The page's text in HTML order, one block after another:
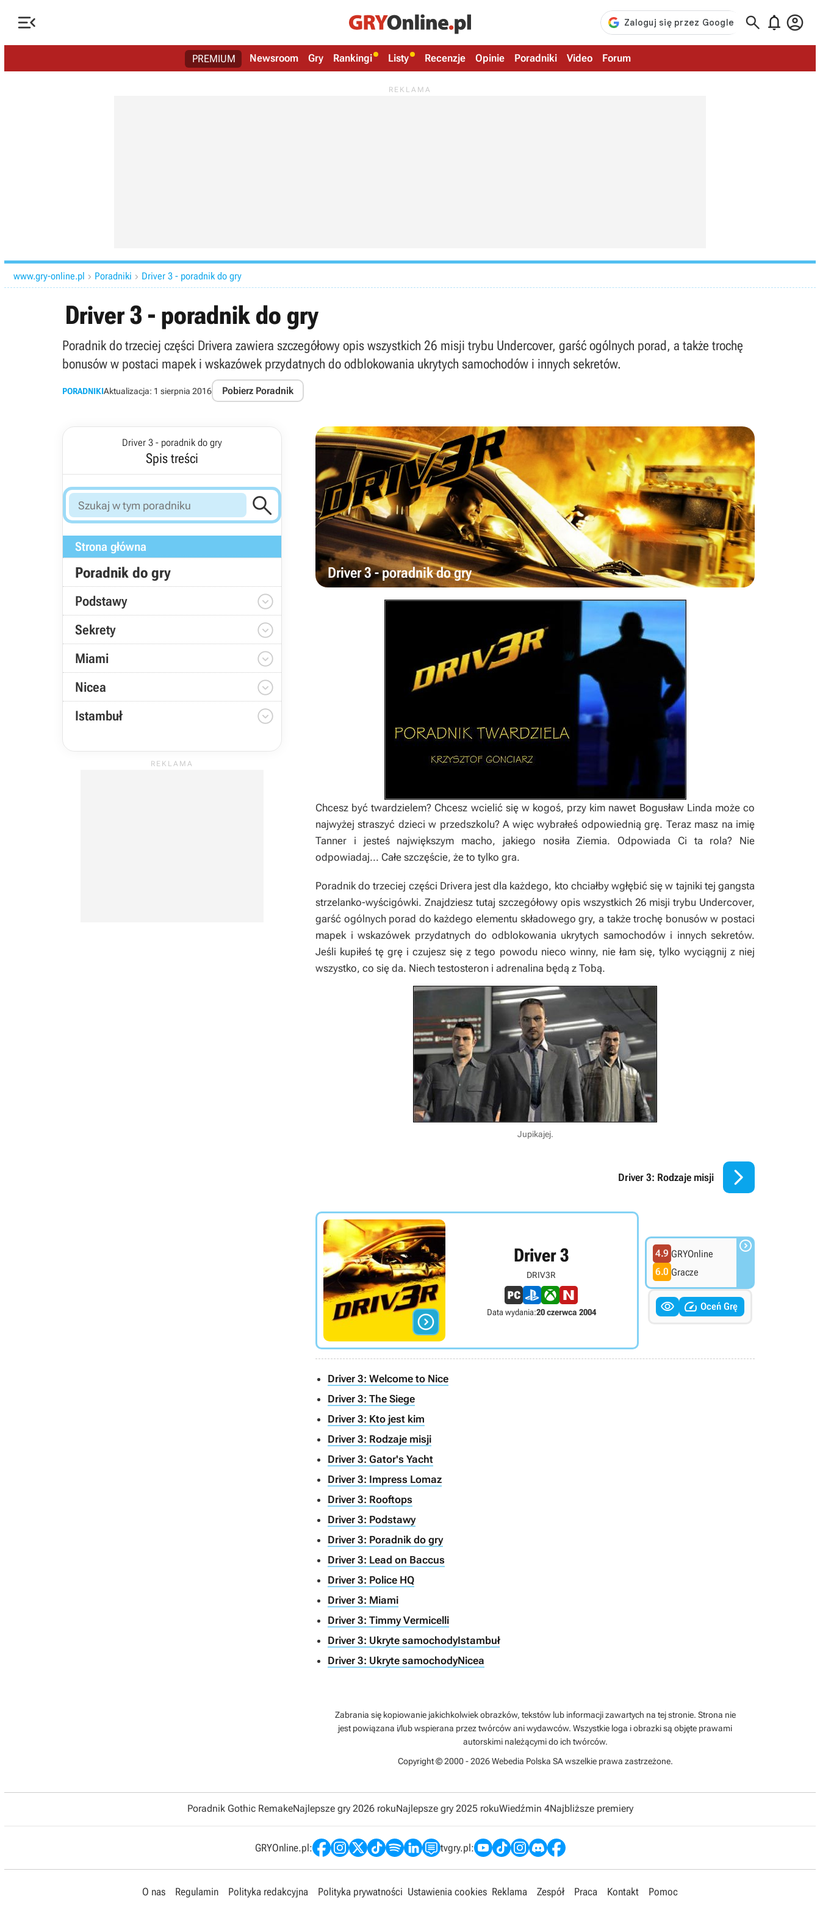
   
PREMIUM Newsroom Gry Rankingi Listy Recenzje Opinie Poradniki Video Forum
www.gry-online.pl  Poradniki  Driver 3 - poradnik do gry
Driver 3 - poradnik do gry
Poradnik do trzeciej części Drivera zawiera szczegółowy opis wszystkich 26 misji trybu Undercover, garść ogólnych porad, a także trochę
bonusów w postaci mapek i wskazówek przydatnych do odblokowania ukrytych samochodów i innych sekretów.
PORADNIKIAktualizacja: 1 sierpnia 2016 Pobierz Poradnik
Driver 3 - poradnik do gry
Spis treści

Strona główna
Poradnik do gry
Podstawy 
Sekrety 
Miami 
Nicea 
Istambuł 
Driver 3 - poradnik do gry
Chcesz być twardzielem? Chcesz wcielić się w kogoś, przy kim nawet Bogusław Linda może co
najwyżej straszyć dzieci w przedszkolu? A więc wybrałeś odpowiednią grę. Teraz masz na imię
Tanner i jesteś największym macho, jakiego nosiła Ziemia. Odpowiada Ci ta rola? Nie
odpowiadaj... Całe szczęście, że to tylko gra.
Poradnik do trzeciej części Drivera jest dla każdego, kto chciałby wgłębić się w tajniki tej gangsta
strzelanko-wyścigówki. Znajdziesz tutaj szczegółowy opis wszystkich 26 misji trybu Undercover,
garść ogólnych porad do każdego elementu składowego gry, a także trochę bonusów w postaci
mapek i wskazówek przydatnych do odblokowania ukrytych samochodów i innych sekretów.
Jeśli kupiłeś tę grę i czujesz się z tego powodu nieco winny, nie łam się, tylko wyciągnij z niej
wszystko, co się da. Niech testosteron i adrenalina będą z Tobą.
Jupikajej.
Driver 3: Rodzaje misji 

Driver 3
DRIV3R
Data wydania:20 czerwca 2004
4.9 GRYOnline
6.0 Gracze

  Oceń Grę
Driver 3: Welcome to Nice
Driver 3: The Siege
Driver 3: Kto jest kim
Driver 3: Rodzaje misji
Driver 3: Gator's Yacht
Driver 3: Impress Lomaz
Driver 3: Rooftops
Driver 3: Podstawy
Driver 3: Poradnik do gry
Driver 3: Lead on Baccus
Driver 3: Police HQ
Driver 3: Miami
Driver 3: Timmy Vermicelli
Driver 3: Ukryte samochodyIstambuł
Driver 3: Ukryte samochodyNicea
Zabrania się kopiowanie jakichkolwiek obrazków, tekstów lub informacji zawartych na tej stronie. Strona nie
jest powiązana i/lub wspierana przez twórców ani wydawców. Wszystkie loga i obrazki są objęte prawami
autorskimi należącymi do ich twórców.
Copyright © 2000 - 2026 Webedia Polska SA wszelkie prawa zastrzeżone.
Poradnik Gothic RemakeNajlepsze gry 2026 rokuNajlepsze gry 2025 rokuWiedźmin 4Najbliższe premiery
GRYOnline.pl: tvgry.pl:
O nas Regulamin Polityka redakcyjna Polityka prywatności Ustawienia cookies Reklama Zespół Praca Kontakt Pomoc